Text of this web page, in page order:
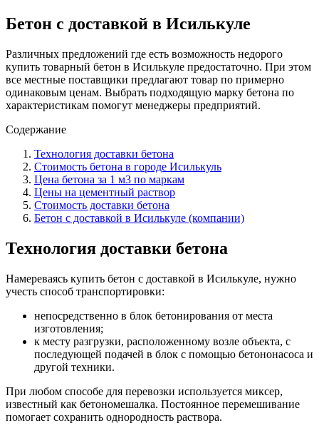
Бетон с доставкой в Исилькуле
Различных предложений где есть возможность недорого
купить товарный бетон в Исилькуле предостаточно. При этом
все местные поставщики предлагают товар по примерно
одинаковым ценам. Выбрать подходящую марку бетона по
характеристикам помогут менеджеры предприятий.
Содержание
Технология доставки бетона
Стоимость бетона в городе Исилькуль
Цена бетона за 1 м3 по маркам
Цены на цементный раствор
Стоимость доставки бетона
Бетон с доставкой в Исилькуле (компании)
Технология доставки бетона
Намереваясь купить бетон с доставкой в Исилькуле, нужно
учесть способ транспортировки:
непосредственно в блок бетонирования от места
изготовления;
к месту разгрузки, расположенному возле объекта, с
последующей подачей в блок с помощью бетононасоса и
другой техники.
При любом способе для перевозки используется миксер,
известный как бетономешалка. Постоянное перемешивание
помогает сохранить однородность раствора.